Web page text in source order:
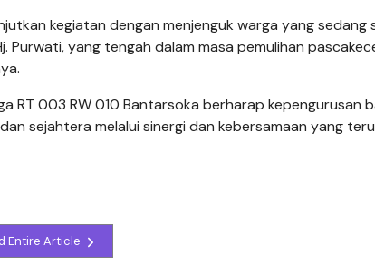
kegiatan dengan menjenguk warga yang sedang
Purwati, yang tengah dalam masa pemulihan
RT 003 RW 010 Bantarsoka berharap kepengurusan
sejahtera melalui sinergi dan kebersamaan yang
Entire Article